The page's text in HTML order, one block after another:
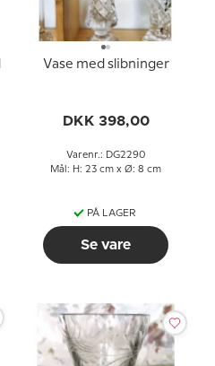
Vase med slibninger
DKK 398,00
Varenr.: DG2290
Mål: H: 23 cm x Ø: 8 cm
PÅ LAGER
Se vare